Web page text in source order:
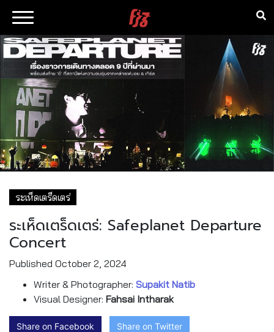
ระเห็ดเตร็ดเตร่
ระเห็ดเตร็ดเตร่: Safeplanet Departure
Concert
Published October 2, 2024
Writer & Photographer: Supakit Natib
Visual Designer: Fahsai Intharak
Share on Facebook Share on Twitter